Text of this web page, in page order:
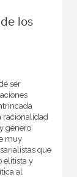
los
ser
racionalidad
género
muy
que
elitista y
al